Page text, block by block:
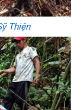
Thiện